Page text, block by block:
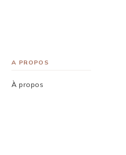
A PROPOS
À propos